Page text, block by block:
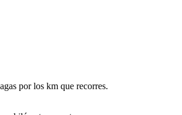
por los km que recorres.